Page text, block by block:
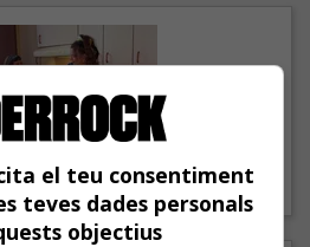
y María
el teu consentiment
teves dades personals
objectius